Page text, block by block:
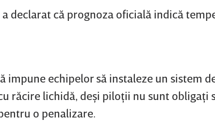
declarat că prognoza oficială indică
impune echipelor să instaleze un sistem
răcire lichidă, deşi piloţii nu sunt obligaţi
o penalizare.